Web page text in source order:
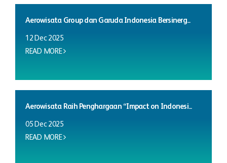
Aerowisata Group dan Garuda Indonesia Bersinerg...
12 Dec 2025
READ MORE
Aerowisata Raih Penghargaan “Impact on Indonesi...
05 Dec 2025
READ MORE